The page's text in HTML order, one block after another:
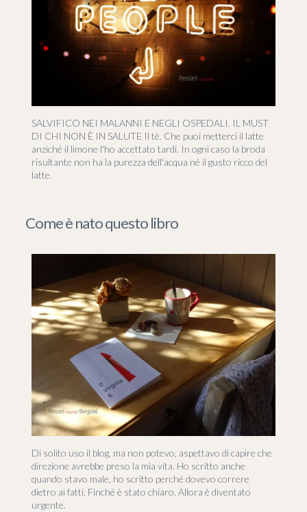
SALVIFICO NEI MALANNI E NEGLI OSPEDALI. IL MUST
DI CHI NON È IN SALUTE Il tè. Che puoi metterci il latte
anziché il limone l'ho accettato tardi. In ogni caso la broda
risultante non ha la purezza dell'acqua né il gusto ricco del
latte.
Come è nato questo libro
Di solito uso il blog, ma non potevo, aspettavo di capire che
direzione avrebbe preso la mia vita. Ho scritto anche
quando stavo male, ho scritto perché dovevo correre
dietro ai fatti. Finché è stato chiaro. Allora è diventato
urgente.